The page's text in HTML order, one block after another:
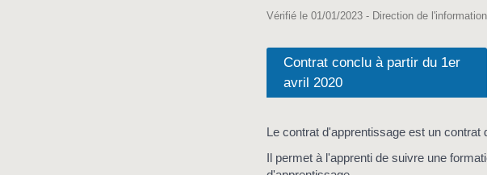
Vérifié le 01/01/2023 - Direction de
Contrat conclu à partir du 1er
avril 2020
Le contrat d'apprentissage est un
Il permet à l'apprenti de suivre une